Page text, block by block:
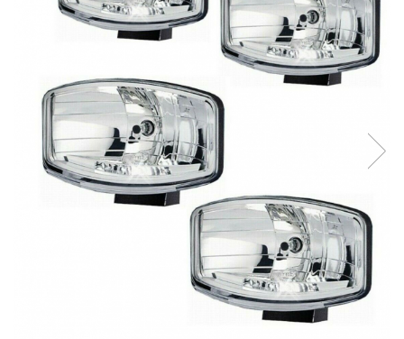
Mercedes Actros
Mercedes Actros MP2
Mercedes Actros MP3
Mercedes Actros MP4, MP5